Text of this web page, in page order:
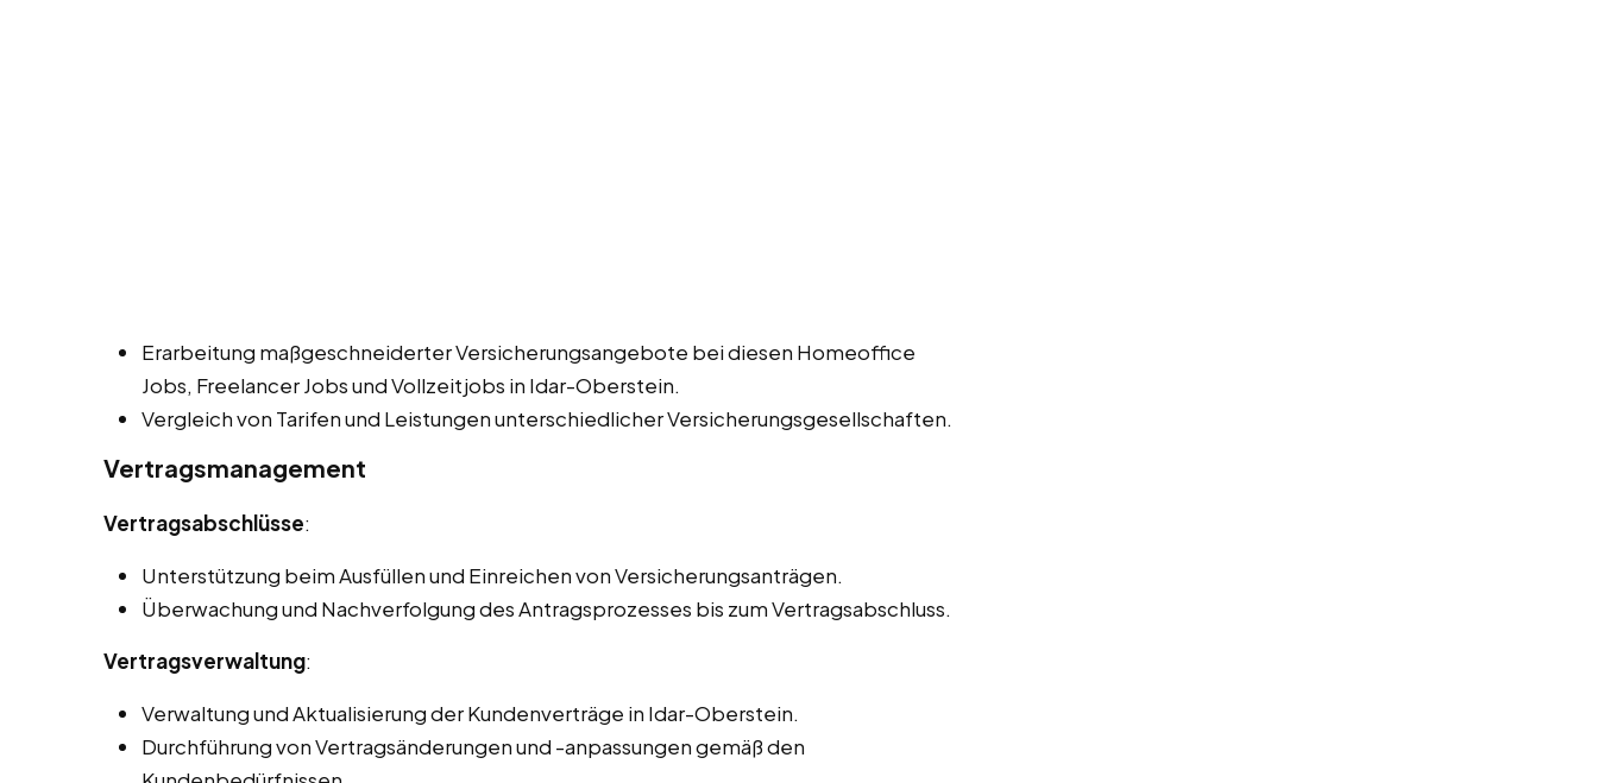
Erarbeitung maßgeschneiderter Versicherungsangebote bei diesen Homeoffice
Jobs, Freelancer Jobs und Vollzeitjobs in Idar-Oberstein.
Vergleich von Tarifen und Leistungen unterschiedlicher Versicherungsgesellschaften.
Vertragsmanagement
Vertragsabschlüsse:
Unterstützung beim Ausfüllen und Einreichen von Versicherungsanträgen.
Überwachung und Nachverfolgung des Antragsprozesses bis zum Vertragsabschluss.
Vertragsverwaltung:
Verwaltung und Aktualisierung der Kundenverträge in Idar-Oberstein.
Durchführung von Vertragsänderungen und -anpassungen gemäß den